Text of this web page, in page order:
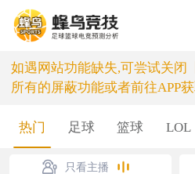
如遇网站功能缺失,可尝试关闭
所有的屏蔽功能或者前往APP
热门 足球 篮球 LOL
只看主播